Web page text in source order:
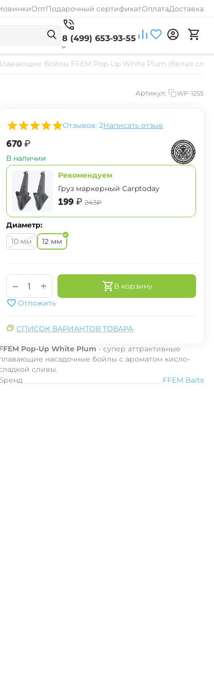
ОптПодарочный сертификатОплатаДоставка
8 (499) 653-93-55
бойлы FFEM Pop-Up White Plum (белая
Артикул: WP-1255
Отзывов: 2Написать отзыв
‍670‍₽
В наличии
Рекомендуем
Груз маркерный Carptoday
‍199‍₽ ‍243‍₽
Диаметр:
10 мм
12 мм
+
−
В корзину
Отложить
СПИСОК ВАРИАНТОВ ТОВАРА
Pop-Up White Plum - супер аттрактивные
насадочные бойлы с ароматом кисло-
сливы.
FFEM Baits